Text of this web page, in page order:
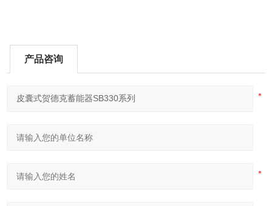
产品咨询